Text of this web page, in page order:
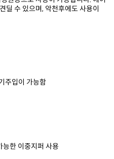
주입이 가능함
능한 이중지퍼 사용